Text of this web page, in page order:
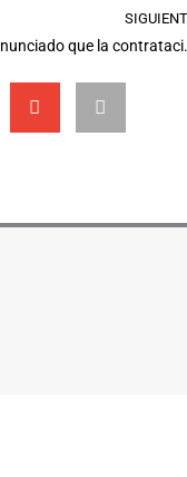
El PSOE ha denunciado